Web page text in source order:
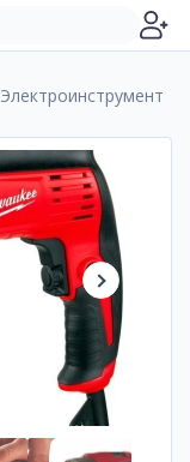
Электроинструмент